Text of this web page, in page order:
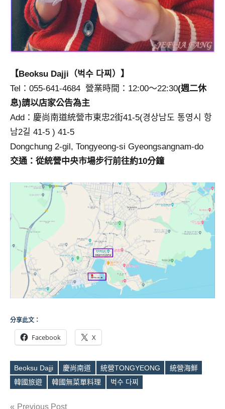
【Beoksu Dajji（벅수 다찌）】
Tel：055-641-4684 營業時間：12:00～22:30(週二休
息)請以店家公告為主
Add：慶尚南道統營市東忠2街41-5(경상남도 통영시 항
남2길 41-5 ) 41-5
Dongchung 2-gil, Tongyeong-si Gyeongsangnam-do
交通：從統營中央市場步行前往約10分鐘
分享此文：
Facebook X
Tags
Beoksu Dajji 慶尚南道 統營TONGYEONG
統營海鮮
韓國旅遊
韓國無菜單料理 벅수 다찌
Previous Post